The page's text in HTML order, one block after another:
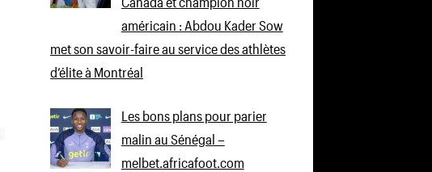
américain : Abdou Kader Sow
met son savoir-faire au service des athlètes
d’élite à Montréal
Les bons plans pour parier
malin au Sénégal –
melbet.africafoot.com